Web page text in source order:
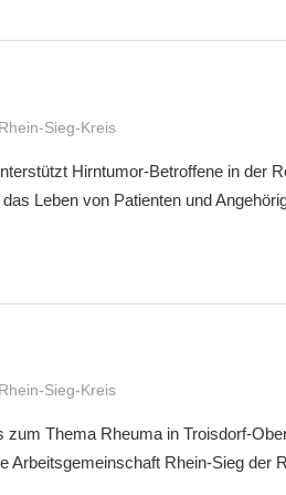
Sieg-Kreis
Hirntumor-Betroffene in der
Leben von Patienten und
Sieg-Kreis
Thema Rheuma in Troisdorf-
Arbeitsgemeinschaft Rhein-Sieg der